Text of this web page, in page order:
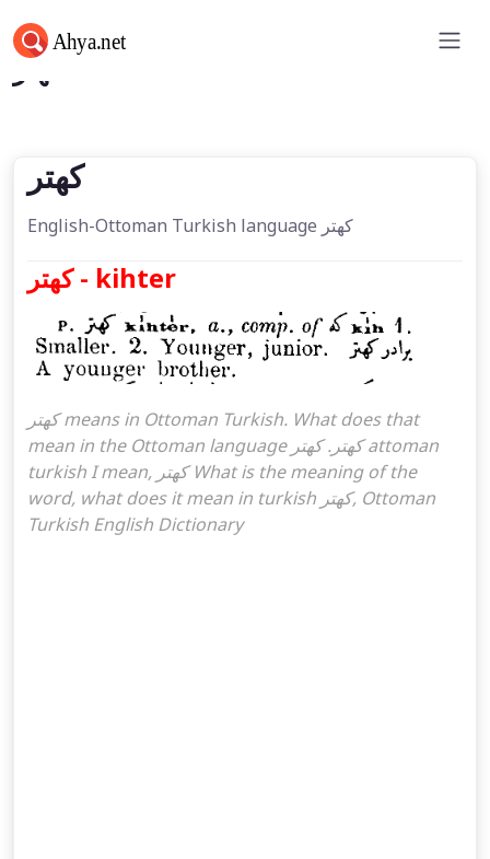
كهتر
كهتر
English-Ottoman Turkish language كهتر
كهتر - kihter
كهتر means in Ottoman Turkish. What does that
mean in the Ottoman language كهتر. كهتر attoman
turkish I mean, كهتر What is the meaning of the
word, what does it mean in turkish كهتر, Ottoman
Turkish English Dictionary